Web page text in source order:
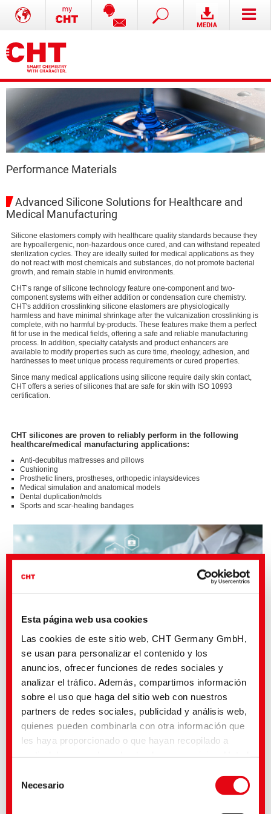
Esta página web usa cookies
Las cookies de este sitio web, CHT Germany GmbH,
se usan para personalizar el contenido y los
anuncios, ofrecer funciones de redes sociales y
analizar el tráfico. Además, compartimos información
sobre el uso que haga del sitio web con nuestros
partners de redes sociales, publicidad y análisis web,
quienes pueden combinarla con otra información que
les haya proporcionado o que hayan recopilado a
nuestro sitio web. Con algunos de los servicios
utilizados, existe la posibilidad de que los datos se
Necesario
Performance Materials
Advanced Silicone Solutions for Healthcare and
Medical Manufacturing
Silicone elastomers comply with healthcare quality standards because they
are hypoallergenic, non-hazardous once cured, and can withstand repeated
sterilization cycles. They are ideally suited for medical applications as they
do not react with most chemicals and substances, do not promote bacterial
growth, and remain stable in humid environments.
CHT’s range of silicone technology feature one-component and two-
component systems with either addition or condensation cure chemistry.
CHT's addition crosslinking silicone elastomers are physiologically
harmless and have minimal shrinkage after the vulcanization crosslinking is
complete, with no harmful by-products. These features make them a perfect
fit for use in the medical fields, offering a safe and reliable manufacturing
process. In addition, specialty catalysts and product enhancers are
available to modify properties such as cure time, rheology, adhesion, and
hardnesses to meet unique process requirements or cured properties.
Since many medical applications using silicone require daily skin contact,
CHT offers a series of silicones that are safe for skin with ISO 10993
certification.
CHT silicones are proven to reliably perform in the following
healthcare/medical manufacturing applications:
Anti-decubitus mattresses and pillows
Cushioning
Prosthetic liners, prostheses, orthopedic inlays/devices
Medical simulation and anatomical models
Dental duplication/molds
Sports and scar-healing bandages
Benefits of CHT Silicone Solutions:
Range of viscosities and hardnesses
Casting resin resistance
Low shrinkage grades designed for highly complex and intricate
parts